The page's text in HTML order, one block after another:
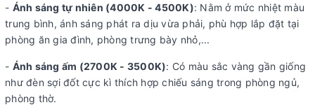
- Ánh sáng tự nhiên (4000K - 4500K): Nằm ở mức nhiệt màu
trung bình, ánh sáng phát ra dịu vừa phải, phù hợp lắp đặt tại
phòng ăn gia đình, phòng trưng bày nhỏ,...
- Ánh sáng ấm (2700K - 3500K): Có màu sắc vàng gần giống
như đèn sợi đốt cực kì thích hợp chiếu sáng trong phòng ngủ,
phòng thờ.